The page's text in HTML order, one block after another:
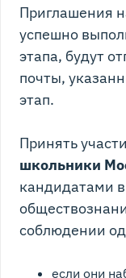
Приглашения
успешно
этапа, будут
почты,
этап.
Принять
школьники
кандидатами
соблюдении
если они